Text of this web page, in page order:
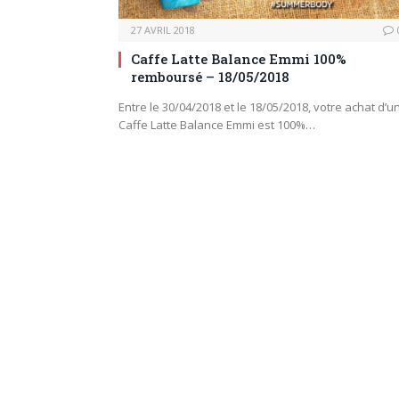
27 AVRIL 2018
Caffe Latte Balance Emmi 100%
remboursé – 18/05/2018
Entre le 30/04/2018 et le 18/05/2018, votre achat
Caffe Latte Balance Emmi est 100%…